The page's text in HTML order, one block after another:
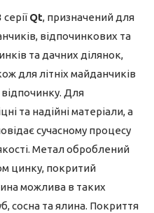
серії Qt, призначений для
відпочинкових та
та дачних ділянок,
для літніх майданчиків
Для
та надійні матеріали, а
сучасному процесу
Метал оброблений
цинку, покритий
можлива в таких
сосна та ялина. Покриття